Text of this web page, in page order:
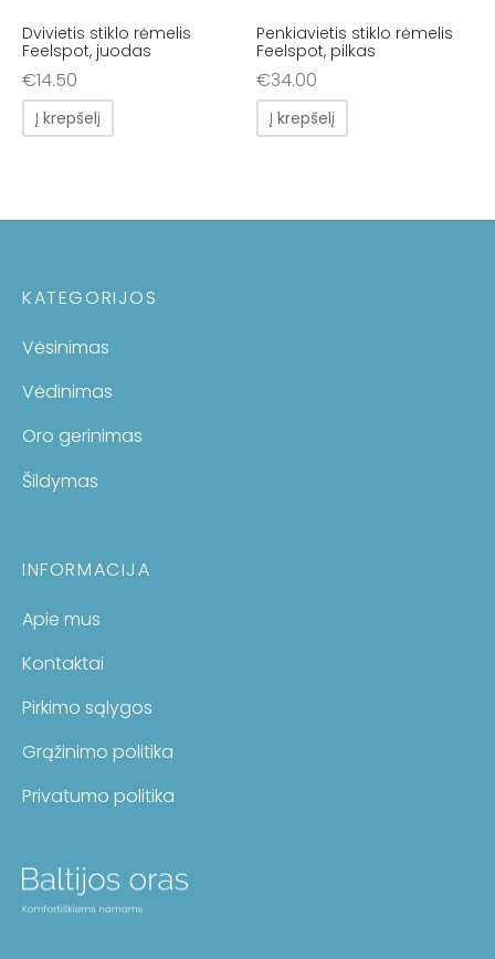
Dvivietis stiklo rėmelis
Feelspot, juodas
€14.50
Į krepšelį
Penkiavietis stiklo rėmelis
Feelspot, pilkas
€34.00
Į krepšelį
KATEGORIJOS
Vėsinimas
Vėdinimas
Oro gerinimas
Šildymas
INFORMACIJA
Apie mus
Kontaktai
Pirkimo sąlygos
Grąžinimo politika
Privatumo politika